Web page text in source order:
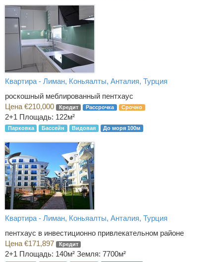
Квартира - Лиман, Коньяалты, Анталия, Турция
роскошный меблированный пентхаус
Цена €210,000
Кредит Рассрочка Срочно
2+1 Площадь: 122м²
Парковка Бассейн Видовая До моря 100м
Квартира - Лиман, Коньяалты, Анталия, Турция
пентхаус в инвестиционно привлекательном районе
Цена €171,897
Кредит
2+1 Площадь: 140м² Земля: 7700м²